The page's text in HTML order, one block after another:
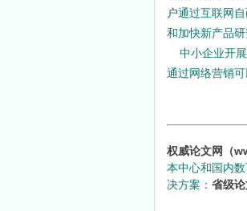
户通过互联网
和加快新产品
中小企业开展
通过网络营销
权威论文网（
本中心和国内
决方案： 省级